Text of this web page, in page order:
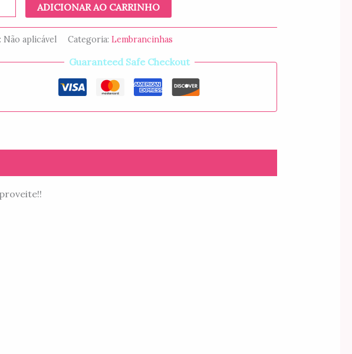
ADICIONAR AO CARRINHO
Não aplicável Categoria: Lembrancinhas
Guaranteed Safe Checkout